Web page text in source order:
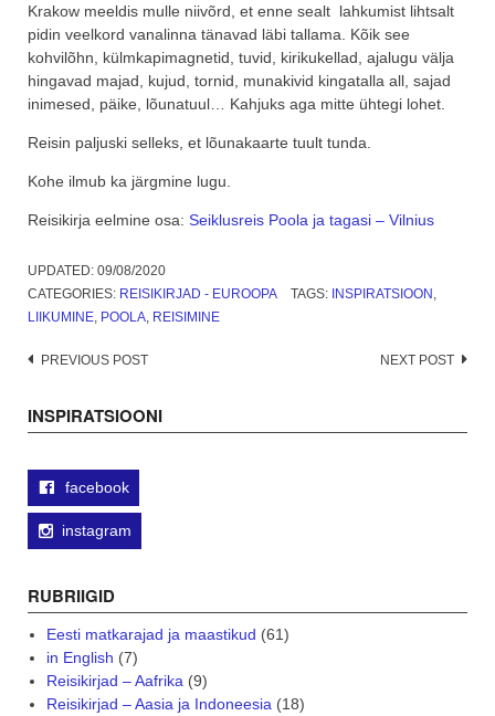
Krakow meeldis mulle niivõrd, et enne sealt lahkumist lihtsalt
pidin veelkord vanalinna tänavad läbi tallama. Kõik see
kohvilõhn, külmkapimagnetid, tuvid, kirikukellad, ajalugu välja
hingavad majad, kujud, tornid, munakivid kingatalla all, sajad
inimesed, päike, lõunatuul… Kahjuks aga mitte ühtegi lohet.
Reisin paljuski selleks, et lõunakaarte tuult tunda.
Kohe ilmub ka järgmine lugu.
Reisikirja eelmine osa: Seiklusreis Poola ja tagasi – Vilnius
UPDATED: 09/08/2020
CATEGORIES: REISIKIRJAD - EUROOPA TAGS: INSPIRATSIOON
LIIKUMINE POOLA REISIMINE
Post
PREVIOUS POST NEXT POST
INSPIRATSIOONI
facebook
instagram
RUBRIIGID
Eesti matkarajad ja maastikud (61)
in English (7)
Reisikirjad – Aafrika (9)
Reisikirjad – Aasia ja Indoneesia (18)